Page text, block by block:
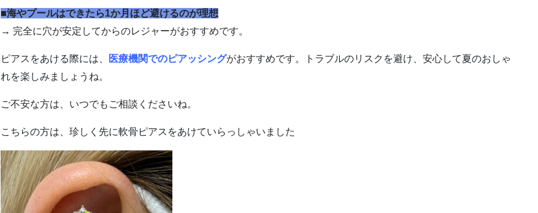
■海やプールはできたら1か月ほど避けるのが理想
→ 完全に穴が安定してからのレジャーがおすすめです。
ピアスをあける際には、 医療機関でのピアッシングがおすすめです。トラブルのリスクを避け、安心して夏のおしゃ
れを楽しみましょうね。
ご不安な方は、いつでもご相談くださいね。
こちらの方は、珍しく先に軟骨ピアスをあけていらっしゃいました